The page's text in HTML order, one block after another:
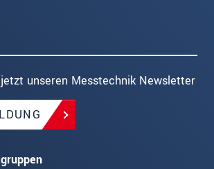
unseren Messtechnik Newsletter